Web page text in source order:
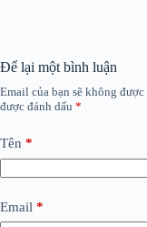
Để lại một bình luận
Email của bạn sẽ không
được đánh dấu *
Tên *
Email *